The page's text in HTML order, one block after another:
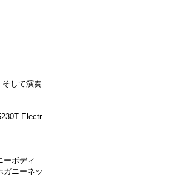
そして演奏
Electr
ーボディ
ガニーネッ